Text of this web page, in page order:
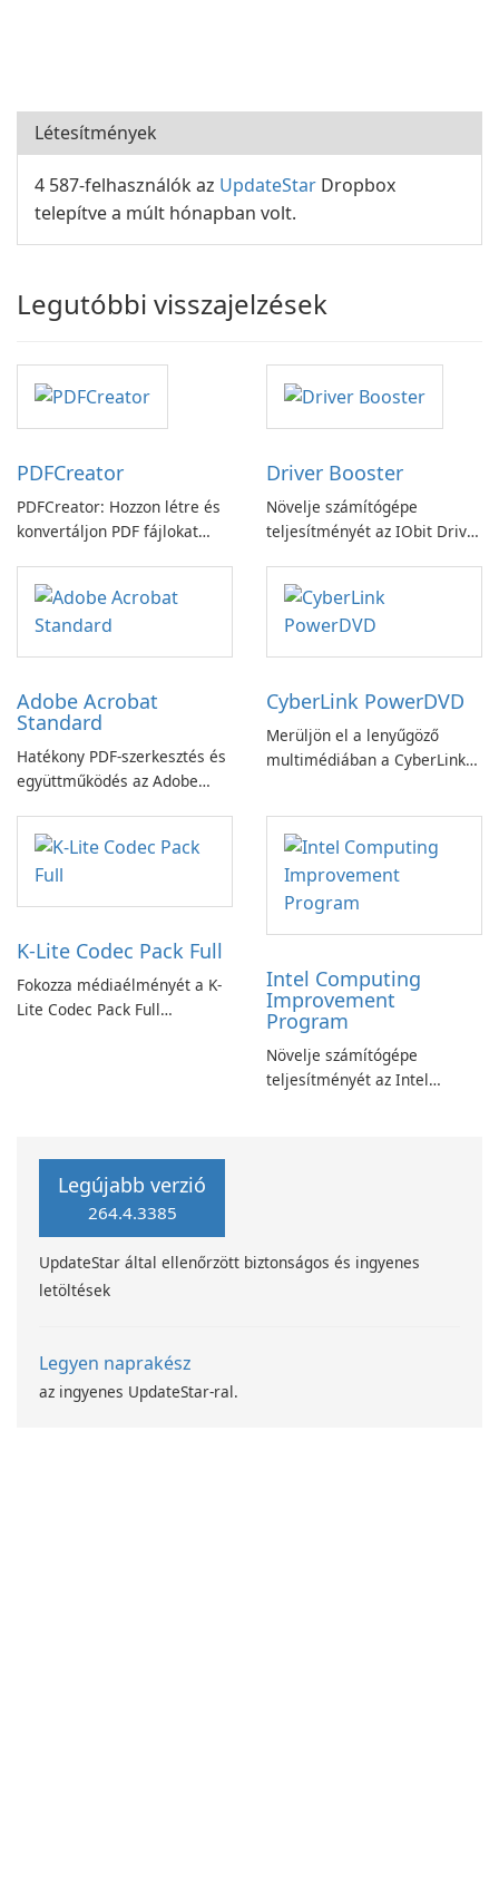
Létesítmények
4 587-felhasználók az UpdateStar Dropbox
telepítve a múlt hónapban volt.
Legutóbbi visszajelzések
PDFCreator
PDFCreator: Hozzon létre és
konvertáljon PDF fájlokat
Driver Booster
Növelje számítógépe
teljesítményét az IObit Driver
Adobe Acrobat
Standard
Hatékony PDF-szerkesztés és
együttműködés az Adobe
alkalmazással.
CyberLink PowerDVD
Merüljön el a lenyűgöző
multimédiában a CyberLink
K-Lite Codec Pack Full
Fokozza médiaélményét a K-
Lite Codec Pack Full
Intel Computing
Improvement
Program
Növelje számítógépe
teljesítményét az Intel
Legújabb verzió
264.4.3385
UpdateStar által ellenőrzött biztonságos és ingyenes
letöltések
Legyen naprakész
az ingyenes UpdateStar-ral.